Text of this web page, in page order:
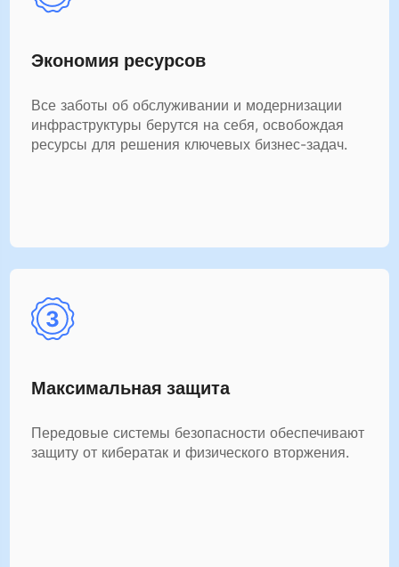
Экономия ресурсов
Все заботы об обслуживании и модернизации
инфраструктуры берутся на себя, освобождая
ресурсы для решения ключевых бизнес-задач.
Максимальная защита
Передовые системы безопасности обеспечивают
защиту от кибератак и физического вторжения.